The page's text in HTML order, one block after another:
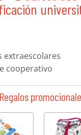
extraescolares
cooperativo